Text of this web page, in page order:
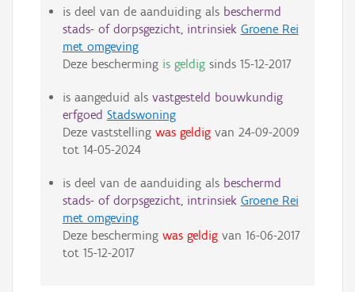
is deel van de aanduiding als beschermd
stads- of dorpsgezicht, intrinsiek Groene Rei
met omgeving
Deze bescherming is geldigsinds 15-12-2017
is aangeduid als vastgesteld bouwkundig
erfgoed Stadswoning
Deze vaststelling was geldigvan 24-09-2009
tot 14-05-2024
is deel van de aanduiding als beschermd
stads- of dorpsgezicht, intrinsiek Groene Rei
met omgeving
Deze bescherming was geldigvan 16-06-2017
tot 15-12-2017